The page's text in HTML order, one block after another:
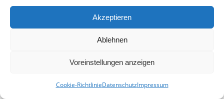
Akzeptieren
Ablehnen
Voreinstellungen anzeigen
Cookie-RichtlinieDatenschutzImpressum
mit dem Erdaushub umzugehen. Diese sind
Schadstoffbelastung
Ist die Schadstoffbelastunghoch
Bodenbehandlung wird die Erde nach der